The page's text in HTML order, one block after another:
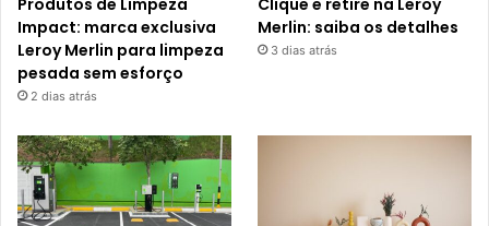
Impact: marca exclusiva
Leroy Merlin para limpeza
pesada sem esforço
2 dias atrás
Merlin: saiba os detalhes
3 dias atrás